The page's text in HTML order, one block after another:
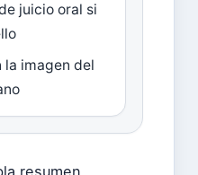
juicio oral si
la imagen del
resumen